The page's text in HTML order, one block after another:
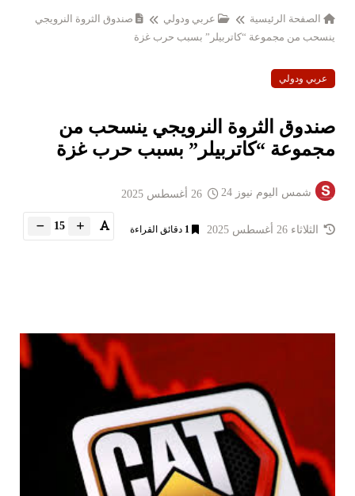
الصفحة الرئيسية عربي ودولي
صندوق الثروة النرويجي
ينسحب من مجموعة “كاتربيلر” بسبب حرب غزة
عربي ودولي
صندوق الثروة النرويجي ينسحب من
مجموعة “كاتربيلر” بسبب حرب غزة
شمس اليوم نيوز 24
الثلاثاء 26 أغسطس 2025 1 دقائق القراءة 15